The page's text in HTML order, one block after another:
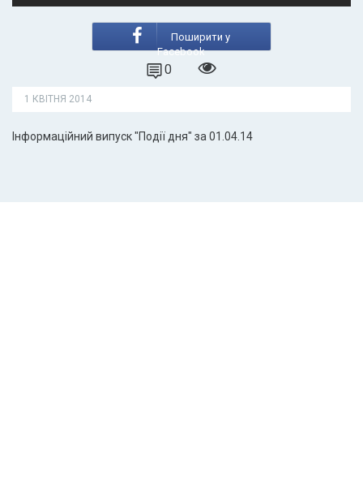
Поширити у
Facebook
0
1 КВІТНЯ 2014
Інформаційний випуск "Події дня" за 01.04.14